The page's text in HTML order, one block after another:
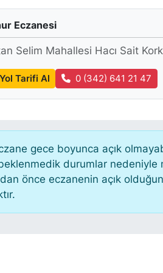
Eczanesi
Selim Mahallesi Hacı Sait
Yol Tarifi Al 0 (342) 641 21 47
gece boyunca açık
durumlar
önce eczanenin açık
(Arşiv)